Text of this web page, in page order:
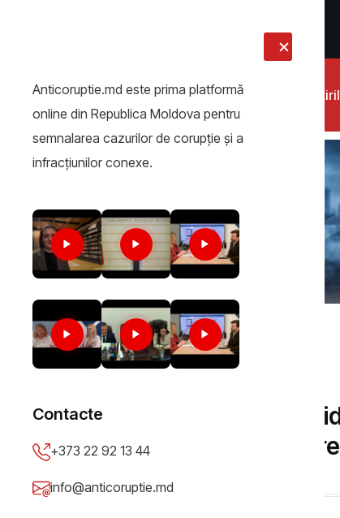
Știri
Anticoruptie.md este prima platformă
online din Republica Moldova pentru
semnalarea cazurilor de corupţie şi a
infracţiunilor conexe.
Contacte
+373 22 92 13 44
info@anticoruptie.md
Eleonora Șaran,
orașului Durlești:
Anticoruptie.md